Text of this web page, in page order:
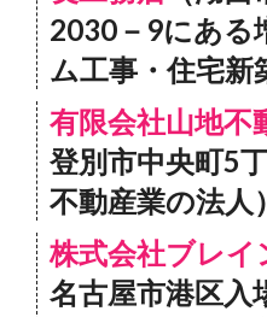
2030－9にある
ム工事・住宅新
有限会社山地不
登別市中央町5
不動産業の法人）
株式会社ブレイ
名古屋市港区入